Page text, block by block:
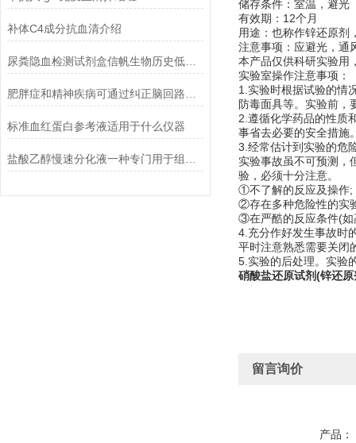
补体C4成分抗血清介绍
尿粪隐血检测试剂盒信帆生物历史低，*！
标准血红蛋白参考液适用于什么仪器
储存条件：室温，避光
有效期：12个月
用途：也称作锌还原剂
注意事项：应避光，通
本产品仅供科研实验用
实验室操作注意事项：
1.实验时根据试验的情
防毒面具等。实验前，
2.遵循化学药品的性质
事省去必要的安全措施
3.经常估计到实验的危
实验事故虽不可预测，
验，必须十分注意。
①不了解的反应及操作;
②存在多种危险性的实
③在严酷的反应条件(如
4.充分作好发生事故时
平时注意熟悉需要关闭
5.实验的后处理。实验
硝酸盐还原试剂(锌还原
留言询价
产品：